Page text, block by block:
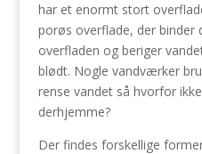
har et enormt stort
porøs overflade, der binder
overfladen og beriger
blødt. Nogle vandværker
rense vandet så hvorfor
derhjemme?
Der findes forskellige